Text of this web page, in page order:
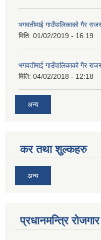
भगवतीमाई गाउँपालिकाको गैर
मिति: 01/02/2019 - 16:19
भगवतीमाई गाउँपालिकाको गैर
मिति: 04/02/2018 - 12:18
अन्य
कर तथा शुल्कहरु
अन्य
प्रधानमन्त्रि